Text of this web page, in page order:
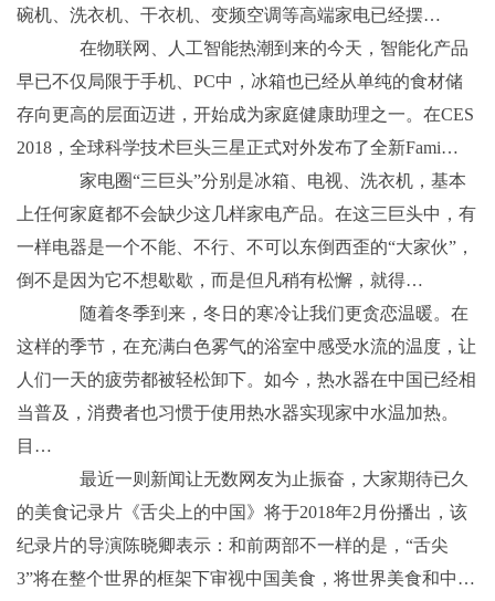
碗机、洗衣机、干衣机、变频空调等高端家电已经摆…
在物联网、人工智能热潮到来的今天，智能化产品
早已不仅局限于手机、PC中，冰箱也已经从单纯的食材储
存向更高的层面迈进，开始成为家庭健康助理之一。在CES
2018，全球科学技术巨头三星正式对外发布了全新Fami…
家电圈“三巨头”分别是冰箱、电视、洗衣机，基本
上任何家庭都不会缺少这几样家电产品。在这三巨头中，有
一样电器是一个不能、不行、不可以东倒西歪的“大家伙”，
倒不是因为它不想歇歇，而是但凡稍有松懈，就得…
随着冬季到来，冬日的寒冷让我们更贪恋温暖。在
这样的季节，在充满白色雾气的浴室中感受水流的温度，让
人们一天的疲劳都被轻松卸下。如今，热水器在中国已经相
当普及，消费者也习惯于使用热水器实现家中水温加热。
目…
最近一则新闻让无数网友为止振奋，大家期待已久
的美食记录片《舌尖上的中国》将于2018年2月份播出，该
纪录片的导演陈晓卿表示：和前两部不一样的是，“舌尖
3”将在整个世界的框架下审视中国美食，将世界美食和中…